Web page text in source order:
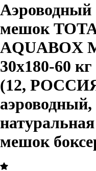
Аэроводный
мешок
AQUABOX
30х180-60
(12,
аэроводный,
мешок